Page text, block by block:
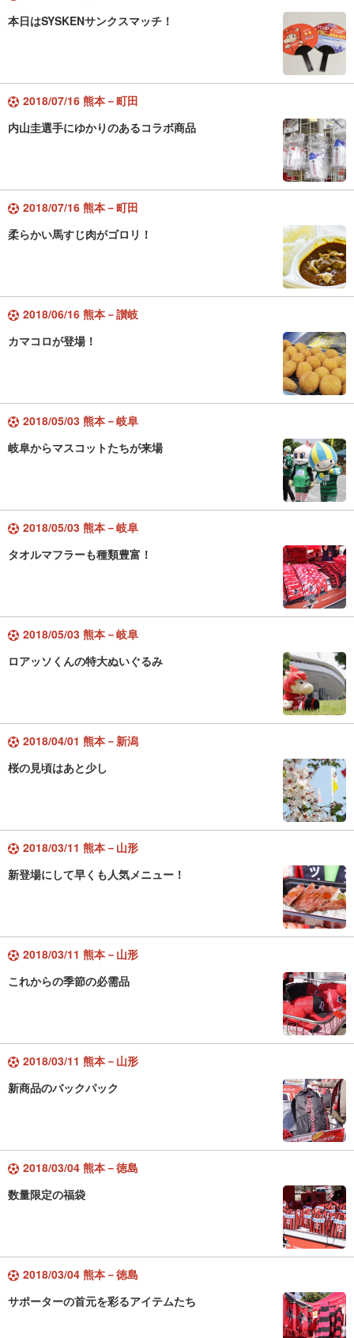
本日はSYSKENサンクスマッチ！
2018/07/16 熊本－町田
内山圭選手にゆかりのあるコラボ商品
2018/07/16 熊本－町田
柔らかい馬すじ肉がゴロリ！
2018/06/16 熊本－讃岐
カマコロが登場！
2018/05/03 熊本－岐阜
岐阜からマスコットたちが来場
2018/05/03 熊本－岐阜
タオルマフラーも種類豊富！
2018/05/03 熊本－岐阜
ロアッソくんの特大ぬいぐるみ
2018/04/01 熊本－新潟
桜の見頃はあと少し
2018/03/11 熊本－山形
新登場にして早くも人気メニュー！
2018/03/11 熊本－山形
これからの季節の必需品
2018/03/11 熊本－山形
新商品のバックパック
2018/03/04 熊本－徳島
数量限定の福袋
2018/03/04 熊本－徳島
サポーターの首元を彩るアイテムたち